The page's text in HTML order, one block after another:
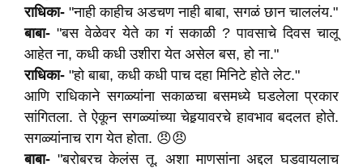
राधिका- "नाही काहीच अडचण नाही बाबा, सगळं छान चाललंय."
बाबा- "बस वेळेवर येते का गं सकाळी ? पावसाचे दिवस चालू
आहेत ना, कधी कधी उशीरा येत असेल बस, हो ना."
राधिका- "हो बाबा, कधी कधी पाच दहा मिनिटे होते लेट."
आणि राधिकाने सगळ्यांना सकाळचा बसमध्ये घडलेला प्रकार
सांगितला. ते ऐकून सगळ्यांच्या चेहर्‍यावरचे हावभाव बदलत होते.
सगळ्यांनाच राग येत होता. 😠😠
बाबा- "बरोबरच केलंस तू. अशा माणसांना अद्दल घडवायलाच